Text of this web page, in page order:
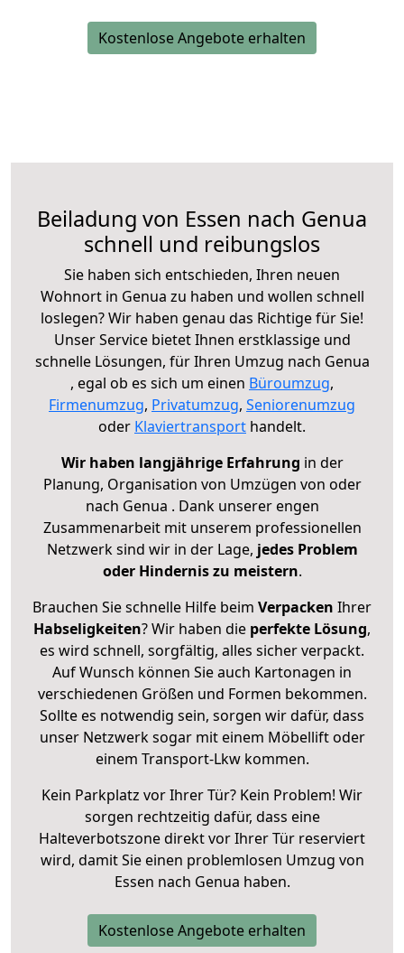
Kostenlose Angebote erhalten
Beiladung von Essen nach Genua
schnell und reibungslos
Sie haben sich entschieden, Ihren neuen
Wohnort in Genua zu haben und wollen schnell
loslegen? Wir haben genau das Richtige für Sie!
Unser Service bietet Ihnen erstklassige und
schnelle Lösungen, für Ihren Umzug nach Genua
, egal ob es sich um einen Büroumzug,
Firmenumzug, Privatumzug, Seniorenumzug
oder Klaviertransport handelt.
Wir haben langjährige Erfahrung in der
Planung, Organisation von Umzügen von oder
nach Genua . Dank unserer engen
Zusammenarbeit mit unserem professionellen
Netzwerk sind wir in der Lage, jedes Problem
oder Hindernis zu meistern.
Brauchen Sie schnelle Hilfe beim Verpacken Ihrer
Habseligkeiten? Wir haben die perfekte Lösung,
es wird schnell, sorgfältig, alles sicher verpackt.
Auf Wunsch können Sie auch Kartonagen in
verschiedenen Größen und Formen bekommen.
Sollte es notwendig sein, sorgen wir dafür, dass
unser Netzwerk sogar mit einem Möbellift oder
einem Transport-Lkw kommen.
Kein Parkplatz vor Ihrer Tür? Kein Problem! Wir
sorgen rechtzeitig dafür, dass eine
Halteverbotszone direkt vor Ihrer Tür reserviert
wird, damit Sie einen problemlosen Umzug von
Essen nach Genua haben.
Kostenlose Angebote erhalten